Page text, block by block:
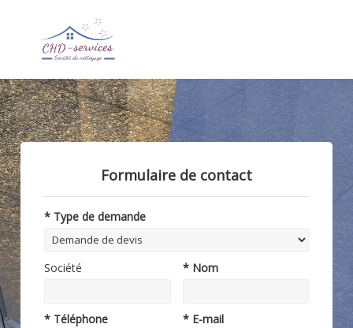
Formulaire de contact
* Type de demande
Société * Nom
* Téléphone * E-mail